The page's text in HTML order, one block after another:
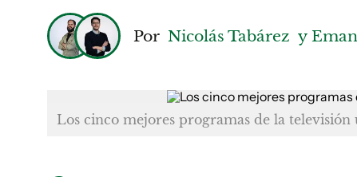
Por Nicolás Tabárez y
Los cinco mejores programas de la